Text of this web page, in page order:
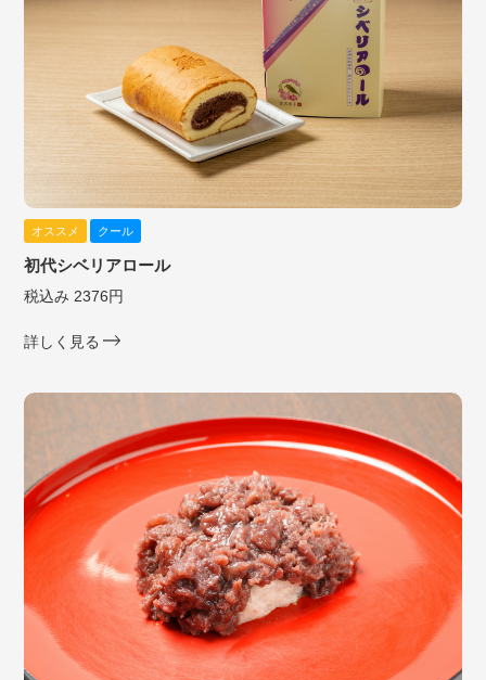
オススメ クール
初代シベリアロール
税込み 2376円
詳しく見る